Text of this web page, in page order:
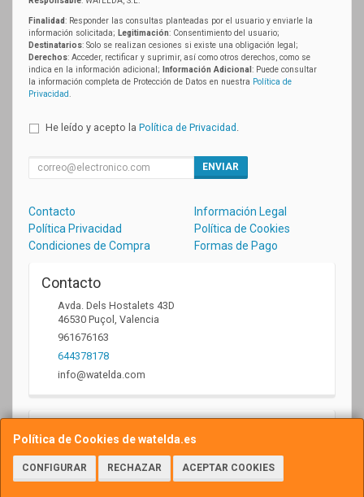
Política de Cookies de watelda.es
CONFIGURAR RECHAZAR ACEPTAR COOKIES
Finalidad: Responder las consultas planteadas por el usuario y enviarle la
información solicitada; Legitimación: Consentimiento del usuario;
Destinatarios: Solo se realizan cesiones si existe una obligación legal;
Derechos: Acceder, rectificar y suprimir, así como otros derechos, como se
indica en la información adicional;
Información Adicional : Puede consultar
la información completa de Protección de Datos en nuestra Política de
Privacidad
He leído y acepto la Política de Privacidad
ENVIAR
Contacto
Información Legal
Política Privacidad
Política de Cookies
Condiciones de Compra
Formas de Pago
Contacto
Avda. Dels Hostalets 43D
46530 Puçol
Valencia
961676163
644378178
info@watelda.com